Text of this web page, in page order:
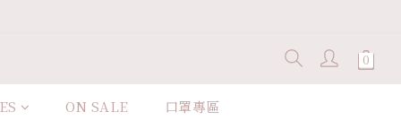
ON SALE 口罩專區